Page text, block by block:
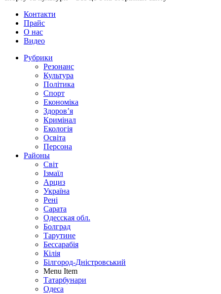
Контакти
Прайс
О нас
Видео
Рубрики
Резонанс
Культура
Політика
Спорт
Економіка
Здоров’я
Кримінал
Екологія
Освіта
Персона
Районы
Світ
Ізмаїл
Арциз
Україна
Рені
Сарата
Одесская обл.
Болград
Тарутине
Бессарабія
Кілія
Білгород-Дністровський
Menu Item
Татарбунари
Одеса